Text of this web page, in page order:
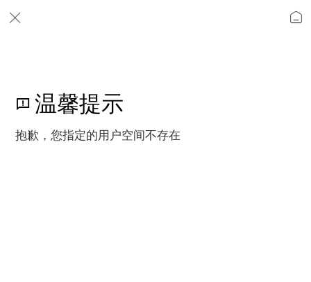
温馨提示
抱歉，您指定的用户空间不存在